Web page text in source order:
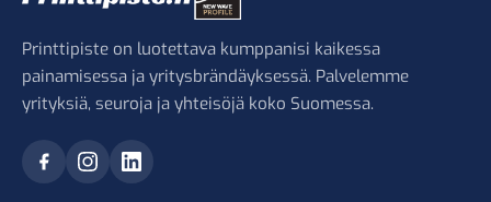
Printtipiste on luotettava kumppanisi kaikessa
painamisessa ja yritysbrändäyksessä. Palvelemme
yrityksiä, seuroja ja yhteisöjä koko Suomessa.